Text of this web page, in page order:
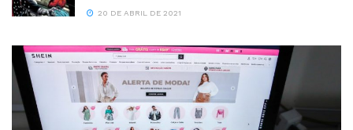
20 DE ABRIL DE 2021